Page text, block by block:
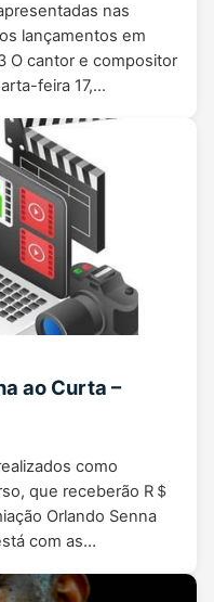
nas
lançamentos em
O cantor e compositor
feira 17,…
ao Curta –
como
que receberão R＄
Orlando Senna
com as…